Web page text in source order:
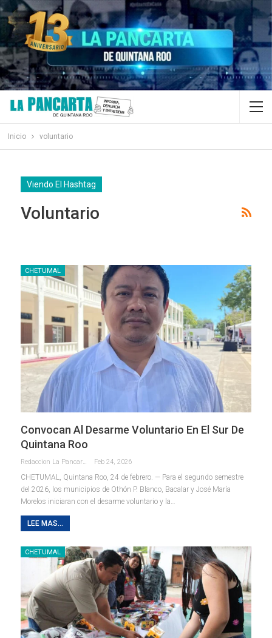
Inicio voluntario
Viendo El Hashtag
Voluntario
CHETUMAL
Convocan Al Desarme Voluntario En El Sur De
Quintana Roo
Redaccion La Pancarta De Quintana Roo Feb 24, 2026
CHETUMAL, Quintana Roo, 24 de febrero. — Para el segundo semestre
del 2026, los municipios de Othón P. Blanco, Bacalar y José María
Morelos iniciaran con el desarme voluntario y la…
LEE MAS...
CHETUMAL